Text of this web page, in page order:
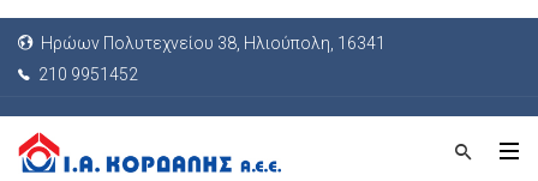
Ηρώων Πολυτεχνείου 38, Ηλιούπολη, 16341
210 9951452